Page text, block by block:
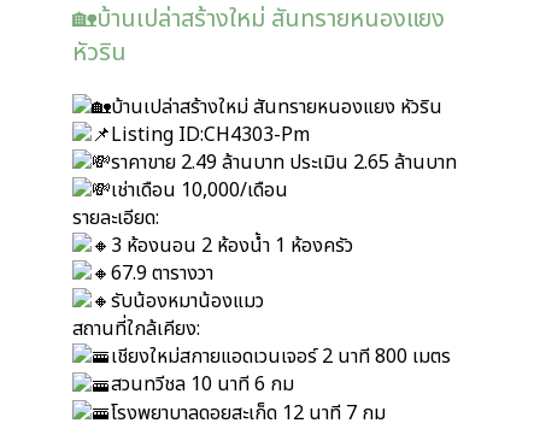
🏡บ้านเปล่าสร้างใหม่ สันทรายหนองแยง
หัวริน
บ้านเปล่าสร้างใหม่ สันทรายหนองแยง หัวริน
Listing ID:CH4303-Pm
ราคาขาย 2.49 ล้านบาท ประเมิน 2.65 ล้านบาท
เช่าเดือน 10,000/เดือน
รายละเอียด:
3 ห้องนอน 2 ห้องน้ำ 1 ห้องครัว
67.9 ตารางวา
รับน้องหมาน้องแมว
สถานที่ใกล้เคียง:
เชียงใหม่สกายแอดเวนเจอร์ 2 นาที 800 เมตร
สวนทวีชล 10 นาที 6 กม
โรงพยาบาลดอยสะเก็ด 12 นาที 7 กม